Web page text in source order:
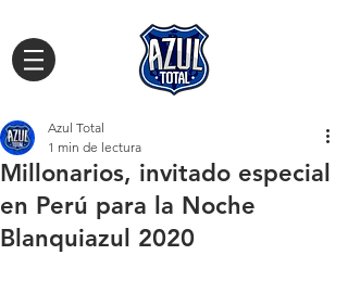
Millonarios, invitado especial
en Perú para la Noche
Blanquiazul 2020
Azul Total
1 min de lectura